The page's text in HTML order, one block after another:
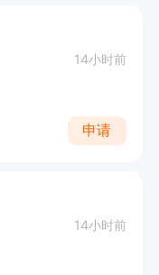
14小时前
申请
14小时前